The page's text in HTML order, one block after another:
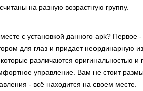
на разную возрастную группу.
с установкой данного apk? Первое -
для глаз и придает неординарную
различаются оригинальностью
управление. Вам не стоит
- всё находится на своем месте.